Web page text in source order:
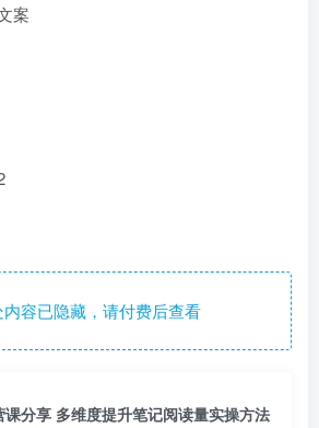
案
容已隐藏，请付费后查看
分享 多维度提升笔记阅读量实操方法